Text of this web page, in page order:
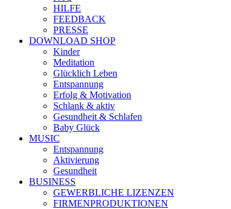
HILFE
FEEDBACK
PRESSE
DOWNLOAD SHOP
Kinder
Meditation
Glücklich Leben
Entspannung
Erfolg & Motivation
Schlank & aktiv
Gesundheit & Schlafen
Baby Glück
MUSIC
Entspannung
Aktivierung
Gesundheit
BUSINESS
GEWERBLICHE LIZENZEN
FIRMENPRODUKTIONEN